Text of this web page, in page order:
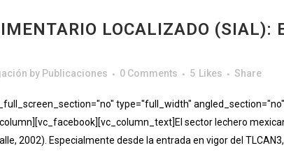
LOCALIZADO (SIAL):
by Publicaciones 0 Comments 5 Likes Share
type="full_width"
sector lechero
2002). Especialmente desde la entrada en vigor del